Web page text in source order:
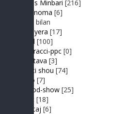
Muhlis Minbari [216]
Ovoznoma [6]
Luiza bilan
Premyera [17]
Prikol [100]
Paparacci-ppc [0]
Podstava [3]
Realiti shou [74]
Retro [7]
Sayyod-show [25]
Sport [18]
Shantaj [6]